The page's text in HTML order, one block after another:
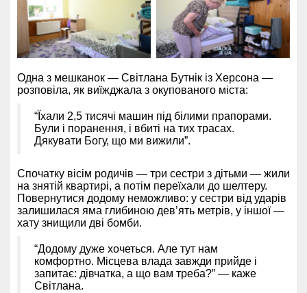
Одна з мешканок — Світлана Бутнік із Херсона —
розповіла, як виїжджала з окупованого міста:
“Їхали 2,5 тисячі машин під білими прапорами.
Були і поранення, і вбиті на тих трасах.
Дякувати Богу, що ми вижили”.
Спочатку вісім родичів — три сестри з дітьми — жили
на знятій квартирі, а потім переїхали до шелтеру.
Повернутися додому неможливо: у сестри від ударів
залишилася яма глибиною дев’ять метрів, у іншої —
хату знищили дві бомби.
“Додому дуже хочеться. Але тут нам
комфортно. Місцева влада завжди прийде і
запитає: дівчатка, а що вам треба?” — каже
Світлана.